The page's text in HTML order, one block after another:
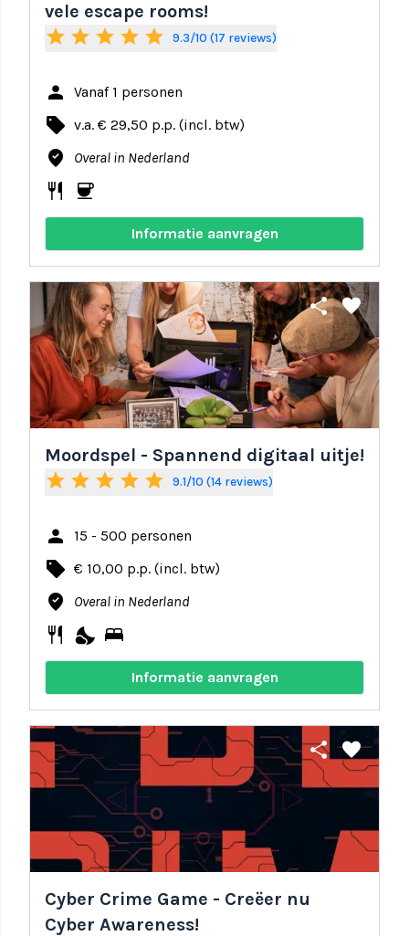
vele escape rooms!
star star star star star 9.3/10 (17 reviews)
person Vanaf 1 personen
local_offer v.a. € 29,50 p.p. (incl. btw)
where_to_vote Overal in Nederland
restaurant coffee
Informatie aanvragen
share favorite
Moordspel - Spannend digitaal uitje!
star star star star star 9.1/10 (14 reviews)
person 15 - 500 personen
local_offer € 10,00 p.p. (incl. btw)
where_to_vote Overal in Nederland
restaurant nights_stay bed
Informatie aanvragen
share favorite
Cyber Crime Game - Creëer nu
Cyber Awareness!